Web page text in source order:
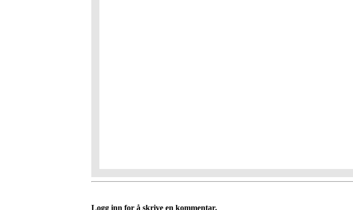
Logg inn for å skrive en kommentar.